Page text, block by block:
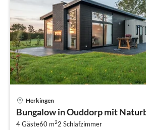
Herkingen
Bungalow in Ouddorp mit
4 Gäste60 m22 Schlafzimmer